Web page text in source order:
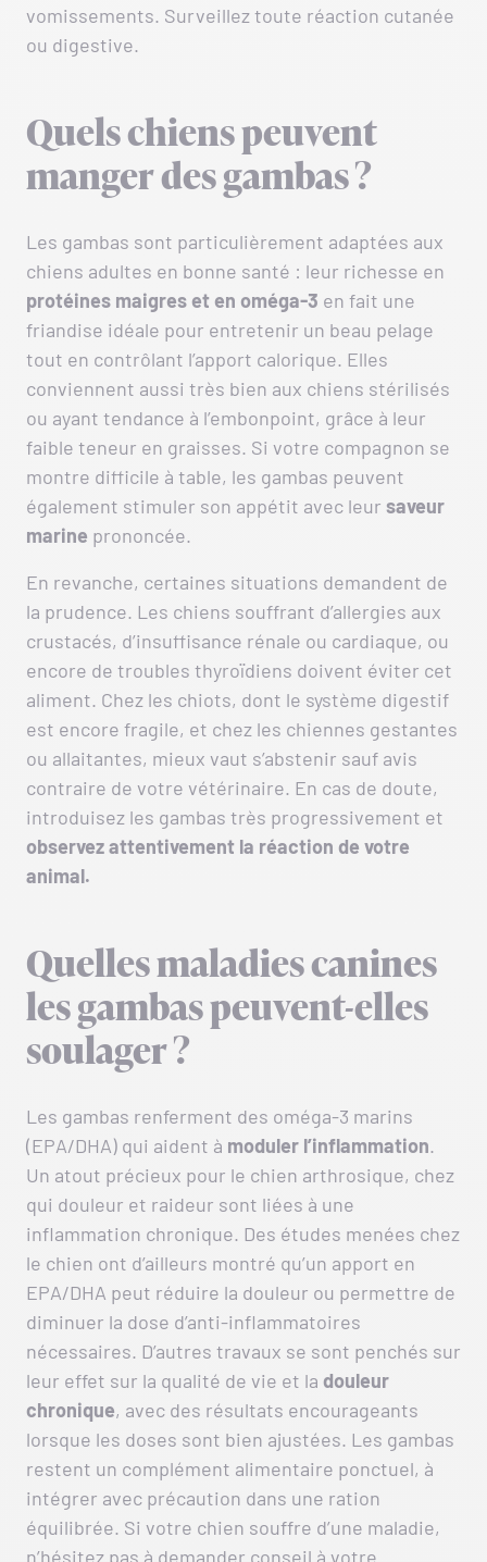
vomissements. Surveillez toute réaction cutanée
ou digestive.
Quels chiens peuvent
manger des gambas ?
Les gambas sont particulièrement adaptées aux
chiens adultes en bonne santé : leur richesse en
protéines maigres et en oméga-3 en fait une
friandise idéale pour entretenir un beau pelage
tout en contrôlant l’apport calorique. Elles
conviennent aussi très bien aux chiens stérilisés
ou ayant tendance à l’embonpoint, grâce à leur
faible teneur en graisses. Si votre compagnon se
montre difficile à table, les gambas peuvent
également stimuler son appétit avec leur saveur
marine prononcée.
En revanche, certaines situations demandent de
la prudence. Les chiens souffrant d’allergies aux
crustacés, d’insuffisance rénale ou cardiaque, ou
encore de troubles thyroïdiens doivent éviter cet
aliment. Chez les chiots, dont le système digestif
est encore fragile, et chez les chiennes gestantes
ou allaitantes, mieux vaut s’abstenir sauf avis
contraire de votre vétérinaire. En cas de doute,
introduisez les gambas très progressivement et
observez attentivement la réaction de votre
animal.
Quelles maladies canines
les gambas peuvent-elles
soulager ?
Les gambas renferment des oméga-3 marins
(EPA/DHA) qui aident à moduler l’inflammation.
Un atout précieux pour le chien arthrosique, chez
qui douleur et raideur sont liées à une
inflammation chronique. Des études menées chez
le chien ont d’ailleurs montré qu’un apport en
EPA/DHA peut réduire la douleur ou permettre de
diminuer la dose d’anti-inflammatoires
nécessaires. D’autres travaux se sont penchés sur
leur effet sur la qualité de vie et la douleur
chronique, avec des résultats encourageants
lorsque les doses sont bien ajustées. Les gambas
restent un complément alimentaire ponctuel, à
intégrer avec précaution dans une ration
équilibrée. Si votre chien souffre d’une maladie,
n’hésitez pas à demander conseil à votre